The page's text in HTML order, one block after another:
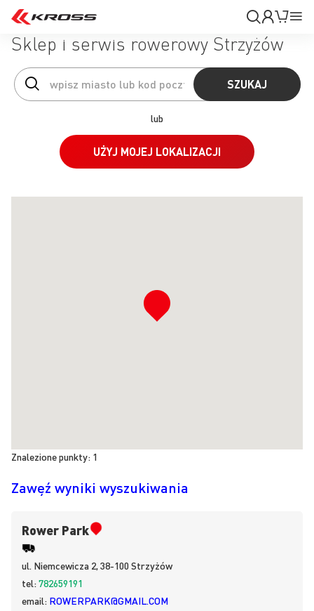
Mój
Moje
konto
Sklep i serwis rowerowy Strzyżów
SZUKAJ
lub
UŻYJ MOJEJ LOKALIZACJI
Znalezione punkty: 1
Zawęź wyniki wyszukiwania
Rower Park
ul. Niemcewicza 2, 38-100 Strzyżów
tel:782659191
email: ROWERPARK@GMAIL.COM